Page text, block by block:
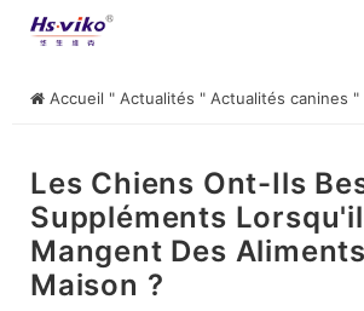
Accueil " Actualités " Actualités canines "
Les Chiens Ont-Ils
Suppléments
Mangent Des
Maison ?